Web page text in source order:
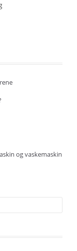
og vaskemaskin